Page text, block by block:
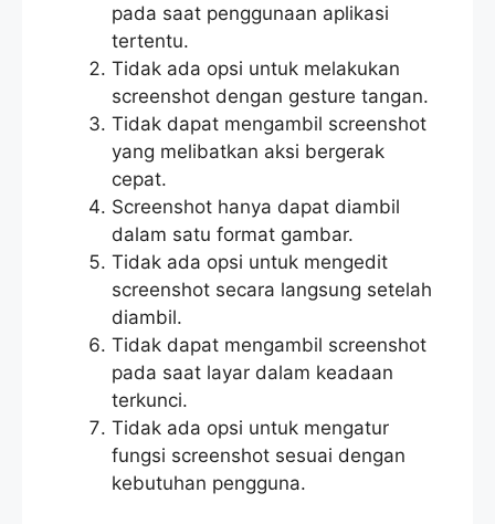
pada saat penggunaan aplikasi
tertentu.
Tidak ada opsi untuk melakukan
screenshot dengan gesture tangan.
Tidak dapat mengambil screenshot
yang melibatkan aksi bergerak
cepat.
Screenshot hanya dapat diambil
dalam satu format gambar.
Tidak ada opsi untuk mengedit
screenshot secara langsung setelah
diambil.
Tidak dapat mengambil screenshot
pada saat layar dalam keadaan
terkunci.
Tidak ada opsi untuk mengatur
fungsi screenshot sesuai dengan
kebutuhan pengguna.